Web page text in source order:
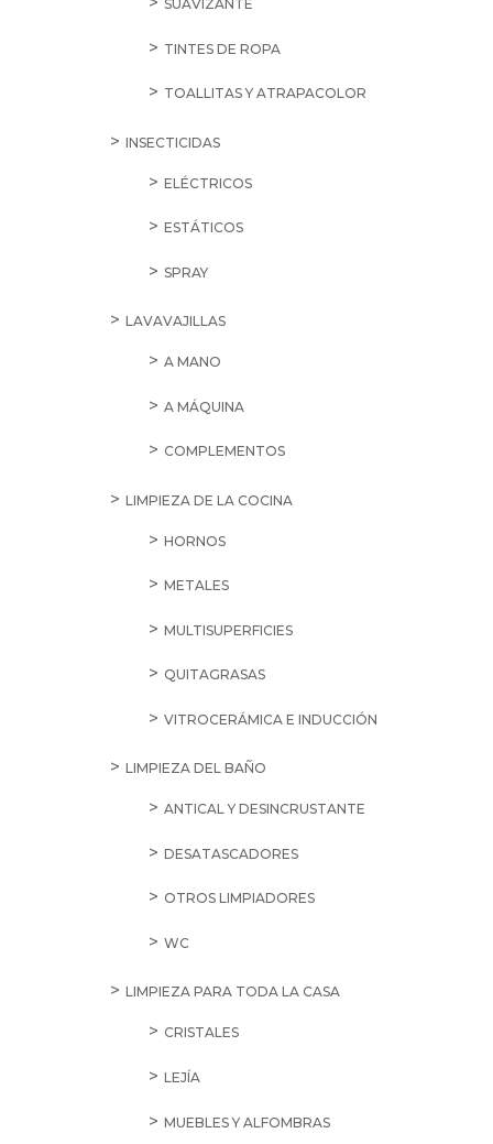
SUAVIZANTE
TINTES DE ROPA
TOALLITAS Y ATRAPACOLOR
INSECTICIDAS
ELÉCTRICOS
ESTÁTICOS
SPRAY
LAVAVAJILLAS
A MANO
A MÁQUINA
COMPLEMENTOS
LIMPIEZA DE LA COCINA
HORNOS
METALES
MULTISUPERFICIES
QUITAGRASAS
VITROCERÁMICA E INDUCCIÓN
LIMPIEZA DEL BAÑO
ANTICAL Y DESINCRUSTANTE
DESATASCADORES
OTROS LIMPIADORES
WC
LIMPIEZA PARA TODA LA CASA
CRISTALES
LEJÍA
MUEBLES Y ALFOMBRAS